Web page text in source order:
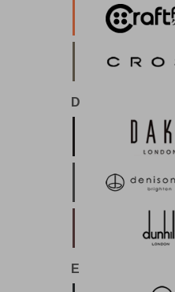
D
E